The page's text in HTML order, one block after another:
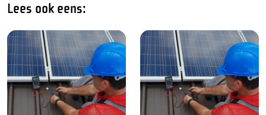
Lees ook eens: